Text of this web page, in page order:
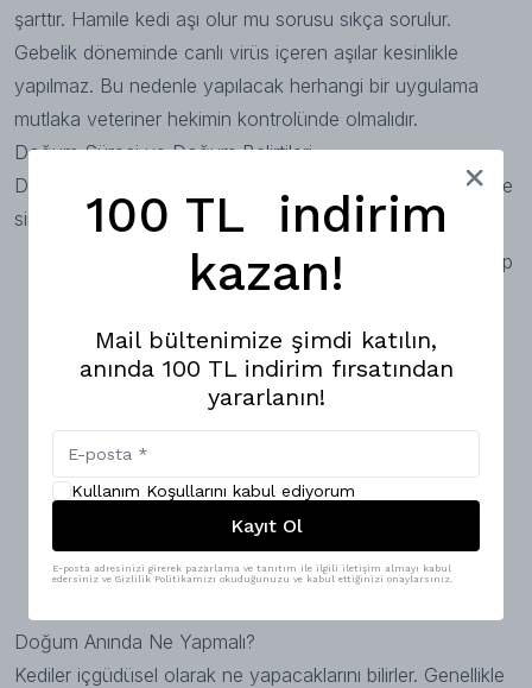
şarttır. Hamile kedi aşı olur mu sorusu sıkça sorulur.
Gebelik döneminde canlı virüs içeren aşılar kesinlikle
yapılmaz. Bu nedenle yapılacak herhangi bir uygulama
mutlaka veteriner hekimin kontrolünde olmalıdır.
Doğum Süreci ve Doğum Belirtileri
Doğum yaklaştığında kedinizin vücudu ve davranışları size
sinyal verecektir. Hamile kedi doğum belirtileri şunlardır:
Yuvalama Davranışı: Hazırladığınız kutuya sürekli girip
çıkar, tırmalar ve yerleştirme yapar.
Huzursuzluk: Miyavlama artar, sürekli sahibini takip
edebilir.
İştah Kaybı: Doğuma saatler kala yemek yemeyi
bırakır.
Sıcaklık Düşüşü: Vücut ısısı normalde 38.5°C iken
37°C'ye kadar düşer.
Su Kesesi: Yeşilimsi veya şeffaf bir sıvı geldiğini
Doğum Anında Ne Yapmalı?
Kediler içgüdüsel olarak ne yapacaklarını bilirler. Genellikle
100 TL indirim
kazan!
Mail bültenimize şimdi katılın,
anında 100 TL indirim fırsatından
yararlanın!
Kullanım Koşullarını kabul ediyorum
Kayıt Ol
E-posta adresinizi girerek pazarlama ve tanıtım ile ilgili iletişim almayı kabul
edersiniz ve Gizlilik Politikamızı okuduğunuzu ve kabul ettiğinizi onaylarsınız.